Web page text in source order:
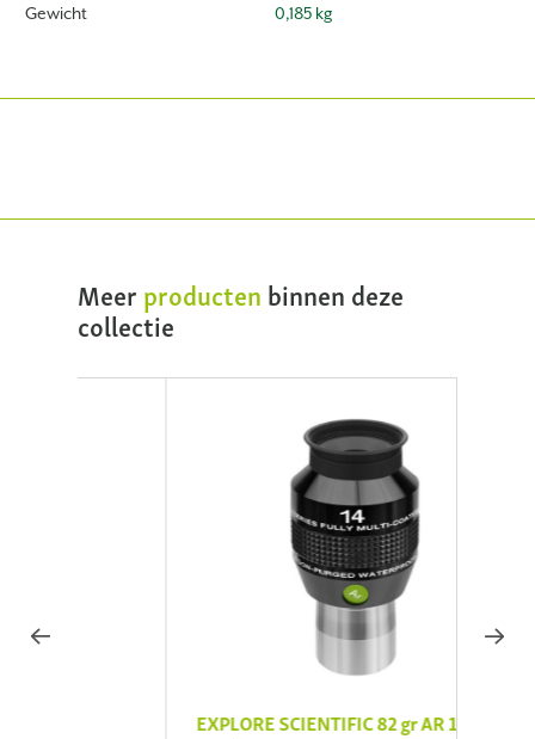
Gewicht 0,185 kg
Meer producten binnen deze
collectie
EXPLORE SCIENTIFIC 82 gr AR 14 mm,